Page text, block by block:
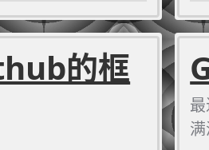
的框
满